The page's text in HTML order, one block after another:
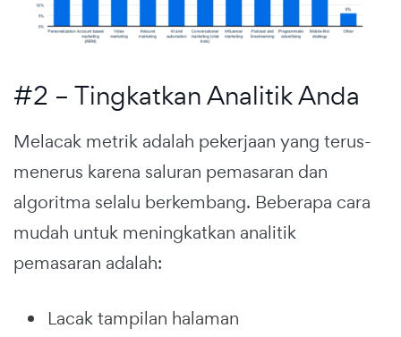
#2 – Tingkatkan Analitik Anda
Melacak metrik adalah pekerjaan yang terus-
menerus karena saluran pemasaran dan
algoritma selalu berkembang. Beberapa cara
mudah untuk meningkatkan analitik
pemasaran adalah:
Lacak tampilan halaman